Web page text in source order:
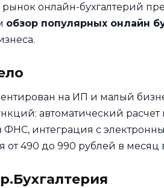
рынок онлайн-бухгалтерий
обзор популярных онлайн
на ИП и малый
автоматический
интеграция с
от 490 до 990 рублей в месяц